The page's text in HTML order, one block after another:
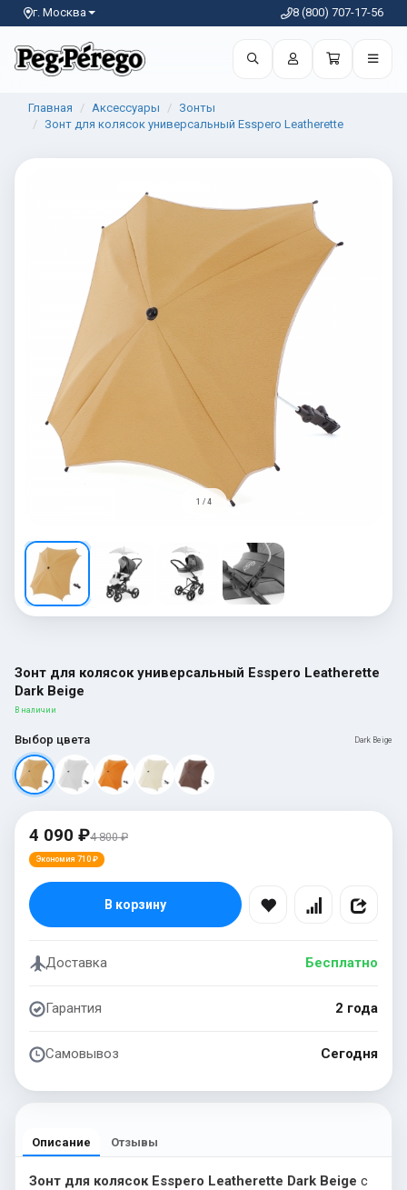
г. Москва 8 (800) 707-17-56
Главная Аксессуары
Зонты
Зонт для колясок универсальный Esspero Leatherette
1 / 4
Зонт для колясок универсальный Esspero Leatherette
Dark Beige
В наличии
Выбор цвета Dark Beige
4 090 ₽4 800 ₽
Экономия 710 ₽
В корзину
Доставка Бесплатно
Гарантия 2 года
Самовывоз Сегодня
Описание Отзывы
Зонт для колясок Esspero Leatherette Dark Beige с